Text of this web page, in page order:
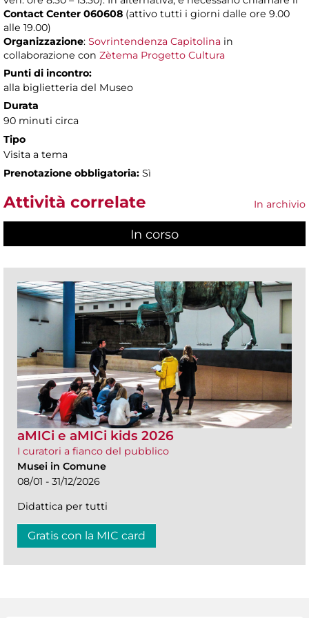
Contact Center 060608 (attivo tutti i giorni dalle ore 9.00
alle 19.00)
Organizzazione: Sovrintendenza Capitolina in
collaborazione con Zètema Progetto Cultura
Punti di incontro:
alla biglietteria del Museo
Durata
90 minuti circa
Tipo
Visita a tema
Prenotazione obbligatoria: Sì
Attività correlate In archivio
In corso
aMICi e aMICi kids 2026
I curatori a fianco del pubblico
Musei in Comune
08/01 - 31/12/2026
Didattica per tutti
Gratis con la MIC card